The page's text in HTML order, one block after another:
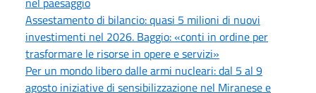
Assestamento di bilancio: quasi 5 milioni di nuovi
investimenti nel 2026. Baggio: «conti in ordine per
trasformare le risorse in opere e servizi»
Per un mondo libero dalle armi nucleari: dal 5 al 9
agosto iniziative di sensibilizzazione nel Miranese e